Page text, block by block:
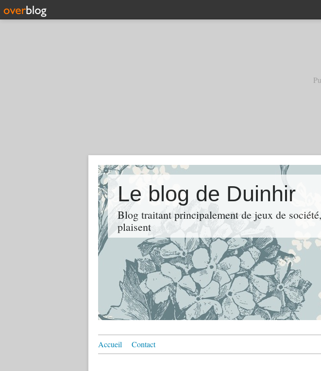
Le blog de Duinhir
Blog traitant principalement de jeux de
plaisent
Accueil Contact